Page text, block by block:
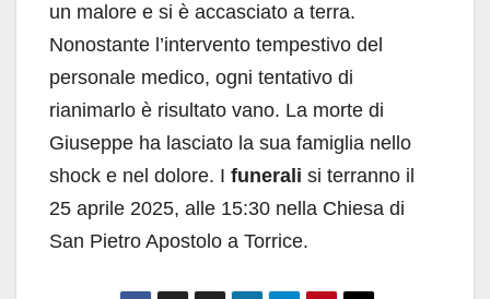
un malore e si è accasciato a terra.
Nonostante l’intervento tempestivo del
personale medico, ogni tentativo di
rianimarlo è risultato vano. La morte di
Giuseppe ha lasciato la sua famiglia nello
shock e nel dolore. I funerali si terranno il
25 aprile 2025, alle 15:30 nella Chiesa di
San Pietro Apostolo a Torrice.